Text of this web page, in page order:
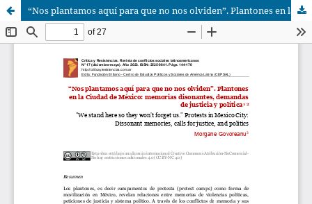
“Nos plantamos aquí para que no nos olviden”. Plantones en la Ciudad de México